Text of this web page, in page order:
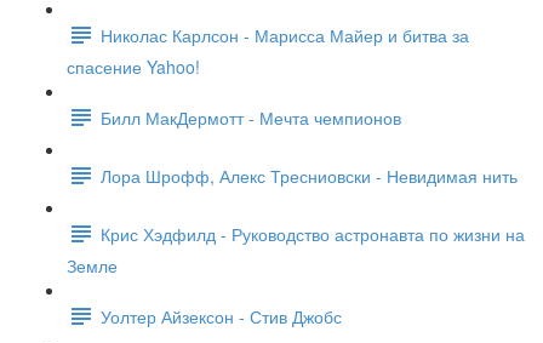
Николас Карлсон - Марисса Майер и битва за
спасение Yahoo!
Билл МакДермотт - Мечта чемпионов
Лора Шрофф, Алекс Тресниовски - Невидимая нить
Крис Хэдфилд - Руководство астронавта по жизни на
Земле
Уолтер Айзексон - Стив Джобс